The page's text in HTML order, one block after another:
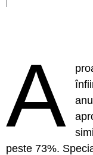
A
peste 73%.